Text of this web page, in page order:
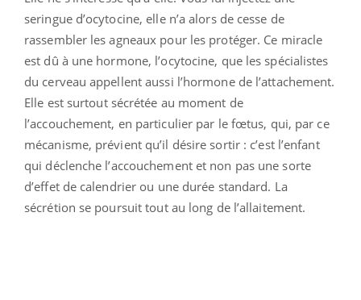
seringue d’ocytocine, elle n’a alors de cesse de
rassembler les agneaux pour les protéger. Ce miracle
est dû à une hormone, l’ocytocine, que les spécialistes
du cerveau appellent aussi l’hormone de l’attachement.
Elle est surtout sécrétée au moment de
l’accouchement, en particulier par le fœtus, qui, par ce
mécanisme, prévient qu’il désire sortir : c’est l’enfant
qui déclenche l’accouchement et non pas une sorte
d’effet de calendrier ou une durée standard. La
sécrétion se poursuit tout au long de l’allaitement.